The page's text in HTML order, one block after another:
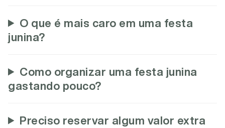
O que é mais caro em uma festa
junina?
Como organizar uma festa junina
gastando pouco?
Preciso reservar algum valor extra